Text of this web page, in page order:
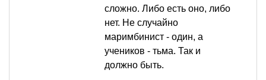
сложно. Либо есть оно, либо
нет. Не случайно
маримбинист - один, а
учеников - тьма. Так и
должно быть.